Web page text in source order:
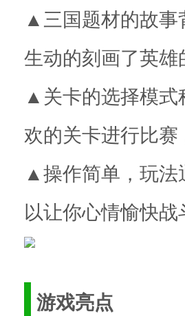
▲三国题材的故事
生动的刻画了英雄
▲关卡的选择模式
欢的关卡进行比赛
▲操作简单，玩法
以让你心情愉快战
游戏亮点